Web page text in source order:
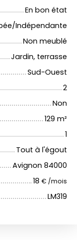
En bon état
Indépendante
Non meublé
Jardin, terrasse
Sud-Ouest
2
Non
129 m²
1
Tout à l'égout
Avignon 84000
18 € /mois
LM319